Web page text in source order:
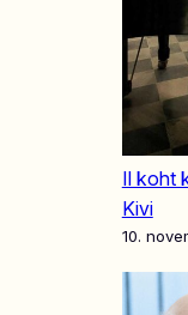
II koht
Kivi
10.